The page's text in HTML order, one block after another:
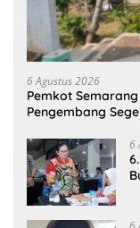
6 Agustus 2026
Pemkot
Pengembang
6